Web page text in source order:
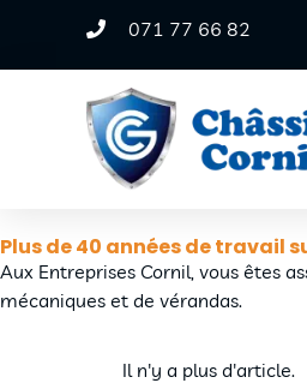
071 77 66 82
Plus de 40 années de travail
Aux Entreprises Cornil, vous êtes
mécaniques et de vérandas.
Il n'y a plus d'article.